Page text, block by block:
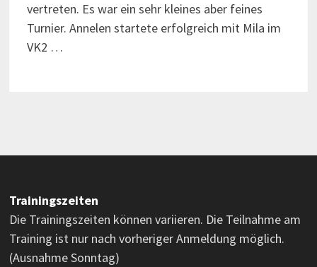
vertreten. Es war ein sehr kleines aber feines
Turnier. Annelen startete erfolgreich mit Mila im
VK2 …
Trainingszeiten
Die Trainingszeiten können variieren. Die Teilnahme am
Training ist nur nach vorheriger Anmeldung möglich.
(Ausnahme Sonntag)